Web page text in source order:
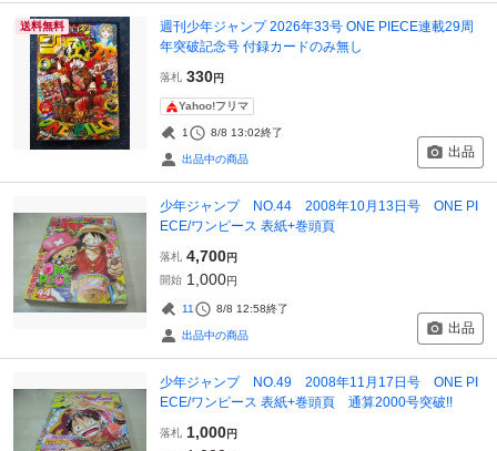
送料無料
週刊少年ジャンプ 2026年33号 ONE PIECE連載29周
年突破記念号 付録カードのみ無し
落札 330円
Yahoo!フリマ
1 8/8 13:02終了
出品中の商品 出品
少年ジャンプ NO.44 2008年10月13日号 ONE PI
ECE/ワンピース 表紙+巻頭頁
落札 4,700円
開始 1,000円
11 8/8 12:58終了
出品中の商品 出品
少年ジャンプ NO.49 2008年11月17日号 ONE PI
ECE/ワンピース 表紙+巻頭頁 通算2000号突破!!
落札 1,000円